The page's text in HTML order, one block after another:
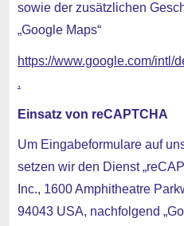
sowie der zusätzlichen
„Google Maps“
https://www.google.com/intl/
.
Einsatz von reCAPTCHA
Um Eingabeformulare auf
setzen wir den Dienst
Inc., 1600 Amphitheatre
94043 USA, nachfolgend